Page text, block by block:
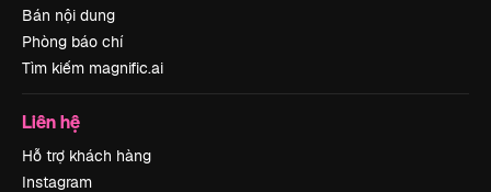
Bán nội dung
Phòng báo chí
Tìm kiếm magnific.ai
Liên hệ
Hỗ trợ khách hàng
Instagram